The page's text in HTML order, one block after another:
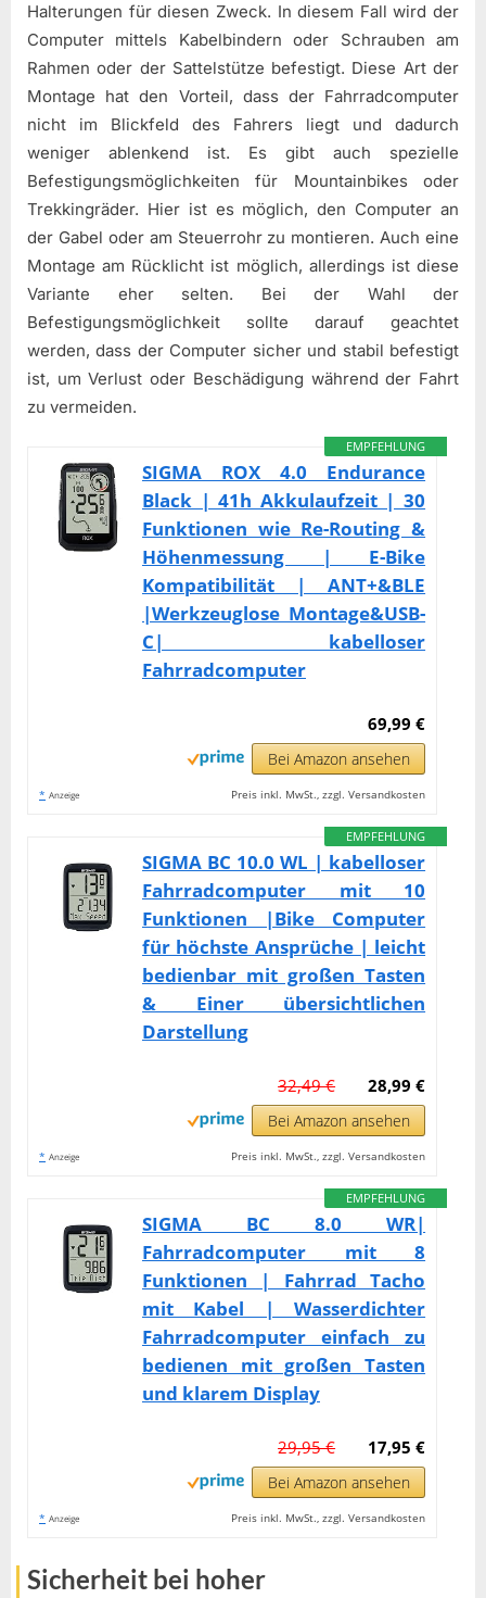
Halterungen für diesen Zweck. In diesem Fall wird der
Computer mittels Kabelbindern oder Schrauben am
Rahmen oder der Sattelstütze befestigt. Diese Art der
Montage hat den Vorteil, dass der Fahrradcomputer
nicht im Blickfeld des Fahrers liegt und dadurch
weniger ablenkend ist. Es gibt auch spezielle
Befestigungsmöglichkeiten für Mountainbikes oder
Trekkingräder. Hier ist es möglich, den Computer an
der Gabel oder am Steuerrohr zu montieren. Auch eine
Montage am Rücklicht ist möglich, allerdings ist diese
Variante eher selten. Bei der Wahl der
Befestigungsmöglichkeit sollte darauf geachtet
werden, dass der Computer sicher und stabil befestigt
ist, um Verlust oder Beschädigung während der Fahrt
zu vermeiden.
EMPFEHLUNG
SIGMA ROX 4.0 Endurance
Black | 41h Akkulaufzeit | 30
Funktionen wie Re-Routing &
Höhenmessung | E-Bike
Kompatibilität | ANT+&BLE
|Werkzeuglose Montage&USB-
C| kabelloser
Fahrradcomputer
69,99 €
Bei Amazon ansehen
* Anzeige Preis inkl. MwSt., zzgl. Versandkosten
EMPFEHLUNG
SIGMA BC 10.0 WL | kabelloser
Fahrradcomputer mit 10
Funktionen |Bike Computer
für höchste Ansprüche | leicht
bedienbar mit großen Tasten
& Einer übersichtlichen
Darstellung
28,99 €
32,49 €
Bei Amazon ansehen
* Anzeige Preis inkl. MwSt., zzgl. Versandkosten
EMPFEHLUNG
SIGMA BC 8.0 WR|
Fahrradcomputer mit 8
Funktionen | Fahrrad Tacho
mit Kabel | Wasserdichter
Fahrradcomputer einfach zu
bedienen mit großen Tasten
und klarem Display
17,95 €
29,95 €
Bei Amazon ansehen
* Anzeige Preis inkl. MwSt., zzgl. Versandkosten
Sicherheit bei hoher